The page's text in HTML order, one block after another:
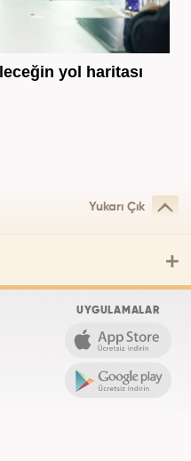
yol haritası
Yukarı Çık
UYGULAMALAR